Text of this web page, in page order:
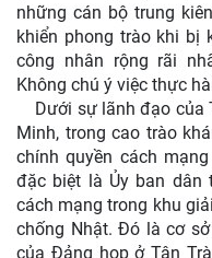
những cán bộ trung
khiển phong trào khi bị
công nhân rộng rãi
Không chú ý việc thực
Dưới sự lãnh đạo của
Minh, trong cao trào
chính quyền cách
đặc biệt là Ủy ban dân
cách mạng trong khu
chống Nhật. Đó là cơ
của Đảng họp ở Tân